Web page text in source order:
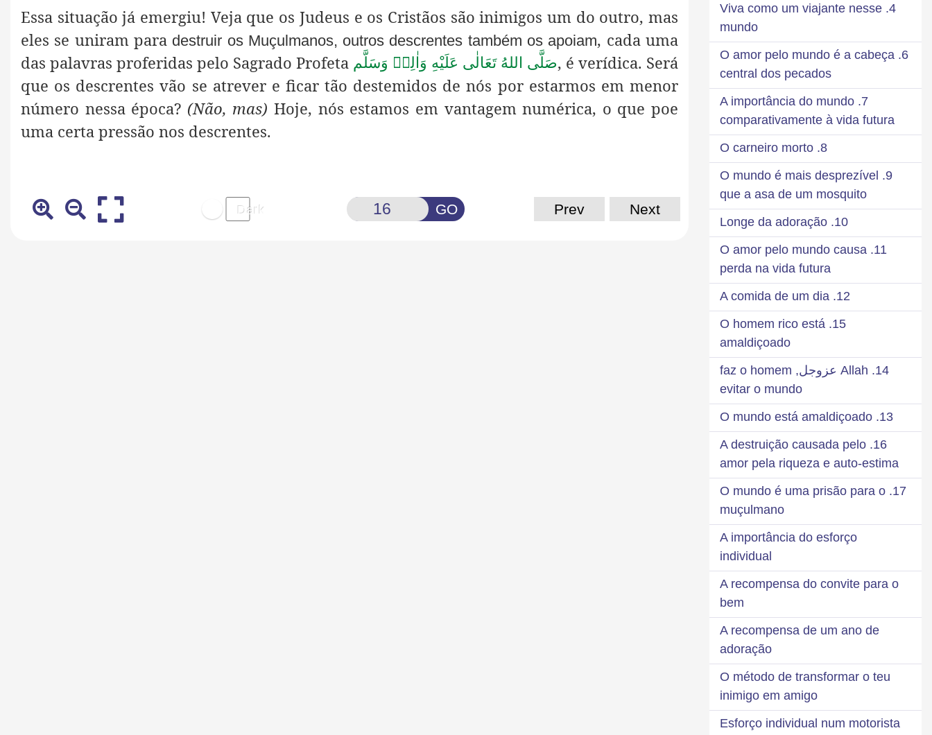
Essa situação já emergiu! Veja que os Judeus e os Cristãos são inimigos um do outro, mas
eles se uniram para destruir os Muçulmanos, outros descrentes também os apoiam, cada uma
das palavras proferidas pelo Sagrado Profeta صَلَّى اللهُ تَعَالٰى عَلَيْهِ وَاٰلِهٖ وَسَلَّم, é verídica. Será
que os descrentes vão se atrever e ficar tão destemidos de nós por estarmos em menor
número nessa época? (Não, mas) Hoje, nós estamos em vantagem numérica, o que poe
uma certa pressão nos descrentes.
GO Prev Next
4. Viva como um viajante nesse
mundo
6. O amor pelo mundo é a cabeça
central dos pecados
7. A importância do mundo
comparativamente à vida futura
8. O carneiro morto
9. O mundo é mais desprezível
que a asa de um mosquito
10. Longe da adoração
11. O amor pelo mundo causa
perda na vida futura
12. A comida de um dia
15. O homem rico está
amaldiçoado
14. Allah عزوجل, faz o homem
evitar o mundo
13. O mundo está amaldiçoado
16. A destruição causada pelo
amor pela riqueza e auto-estima
17. O mundo é uma prisão para o
muçulmano
A importância do esforço
individual
A recompensa do convite para o
bem
A recompensa de um ano de
adoração
O método de transformar o teu
inimigo em amigo
Esforço individual num motorista